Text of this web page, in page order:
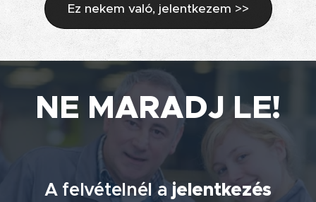
Ez nekem való, jelentkezem >>
NE MARADJ LE!
A felvételnél ajelentkezés